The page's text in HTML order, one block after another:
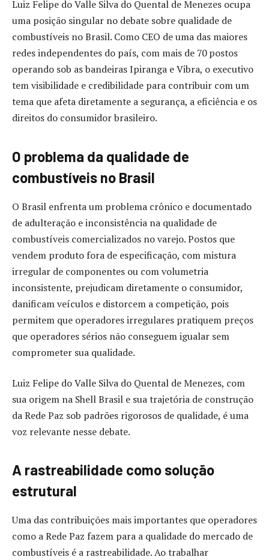
Luiz Felipe do Valle Silva do Quental de Menezes ocupa
uma posição singular no debate sobre qualidade de
combustíveis no Brasil. Como CEO de uma das maiores
redes independentes do país, com mais de 70 postos
operando sob as bandeiras Ipiranga e Vibra, o executivo
tem visibilidade e credibilidade para contribuir com um
tema que afeta diretamente a segurança, a eficiência e os
direitos do consumidor brasileiro.
O problema da qualidade de
combustíveis no Brasil
O Brasil enfrenta um problema crônico e documentado
de adulteração e inconsistência na qualidade de
combustíveis comercializados no varejo. Postos que
vendem produto fora de especificação, com mistura
irregular de componentes ou com volumetria
inconsistente, prejudicam diretamente o consumidor,
danificam veículos e distorcem a competição, pois
permitem que operadores irregulares pratiquem preços
que operadores sérios não conseguem igualar sem
comprometer sua qualidade.
Luiz Felipe do Valle Silva do Quental de Menezes, com
sua origem na Shell Brasil e sua trajetória de construção
da Rede Paz sob padrões rigorosos de qualidade, é uma
voz relevante nesse debate.
A rastreabilidade como solução
estrutural
Uma das contribuições mais importantes que operadores
como a Rede Paz fazem para a qualidade do mercado de
combustíveis é a rastreabilidade. Ao trabalhar